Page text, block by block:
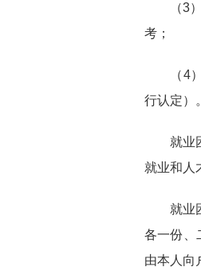
（3）
考；
（4）
行认定）
就业困
就业和人
就业困
各一份、
由本人向